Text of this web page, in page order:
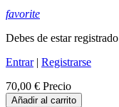
favorite
Debes de estar registrado
Entrar| Registrarse
70,00 € Precio
Añadir al carrito